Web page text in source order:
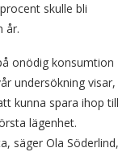
skulle bli
år.
onödig konsumtion
undersökning visar,
kunna spara ihop till
lägenhet.
säger Ola Söderlind,